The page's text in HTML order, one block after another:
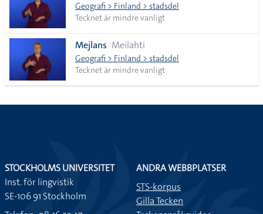
lista
Geografi > Finland > stadsdel
Tecknet är mindre vanligt
Mejlans Meilahti
Geografi > Finland > stadsdel
Tecknet är mindre vanligt
STOCKHOLMS UNIVERSITET
Inst. för lingvistik
SE-106 91 Stockholm
ANDRA WEBBPLATSER
STS-korpus
Gilla Tecken